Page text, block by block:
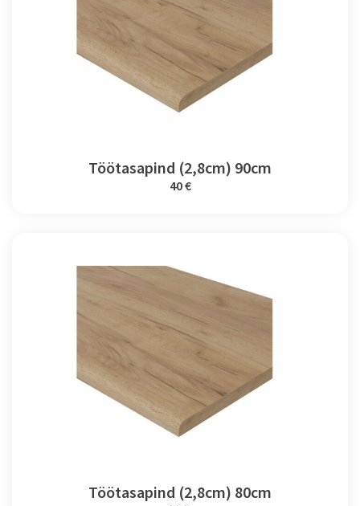
Töötasapind (2,8cm) 90cm
40 €
Töötasapind (2,8cm) 80cm